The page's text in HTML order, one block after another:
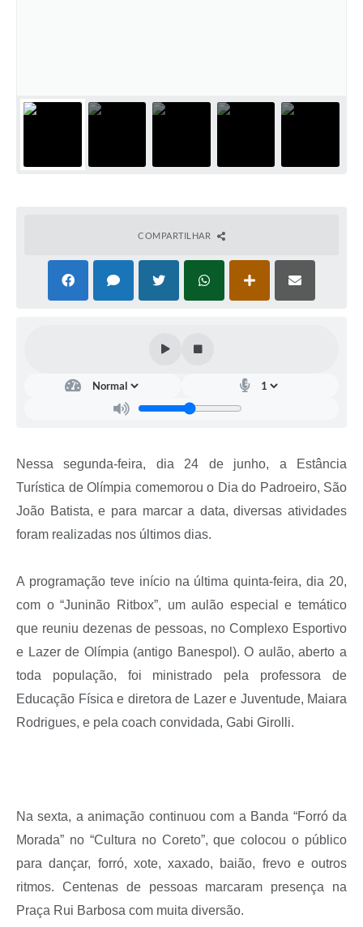
COMPARTILHAR
Nessa segunda-feira, dia 24 de junho, a Estância
Turística de Olímpia comemorou o Dia do Padroeiro, São
João Batista, e para marcar a data, diversas atividades
foram realizadas nos últimos dias.
A programação teve início na última quinta-feira, dia 20,
com o “Juninão Ritbox”, um aulão especial e temático
que reuniu dezenas de pessoas, no Complexo Esportivo
e Lazer de Olímpia (antigo Banespol). O aulão, aberto a
toda população, foi ministrado pela professora de
Educação Física e diretora de Lazer e Juventude, Maiara
Rodrigues, e pela coach convidada, Gabi Girolli.
Na sexta, a animação continuou com a Banda “Forró da
Morada” no “Cultura no Coreto”, que colocou o público
para dançar, forró, xote, xaxado, baião, frevo e outros
ritmos. Centenas de pessoas marcaram presença na
Praça Rui Barbosa com muita diversão.